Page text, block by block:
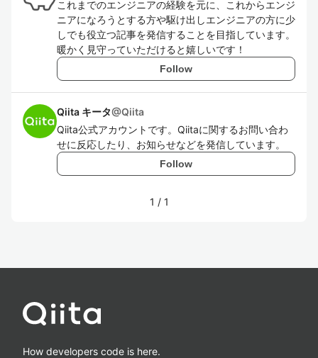
これまでのエンジニアの経験を元に、これからエンジ
ニアになろうとする方や駆け出しエンジニアの方に少
しでも役立つ記事を発信することを目指しています。
暖かく見守っていただけると嬉しいです！
Follow
Qiita キータ@Qiita
Qiita公式アカウントです。Qiitaに関するお問い合わ
せに反応したり、お知らせなどを発信しています。
Follow
1 / 1
How developers code is here.